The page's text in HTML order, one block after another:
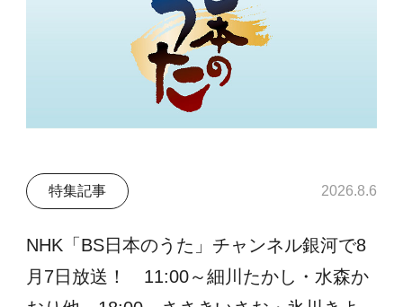
特集記事 2026.8.6
NHK「BS日本のうた」チャンネル銀河で8
月7日放送！ 11:00～細川たかし・水森か